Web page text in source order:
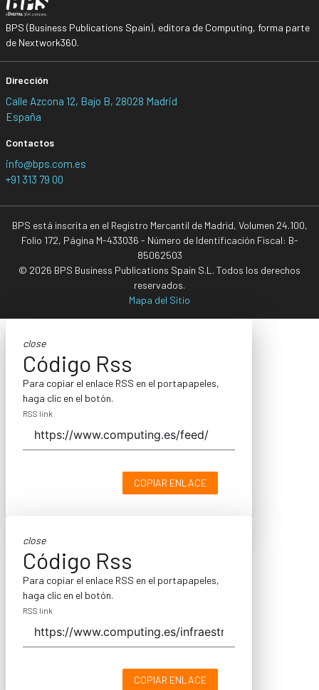
BPS (Business Publications Spain), editora de Computing, forma parte
de Nextwork360.
Dirección
Calle Azcona 12, Bajo B, 28028 Madrid
España
Contactos
info@bps.com.es
+91 313 79 00
BPS está inscrita en el Registro Mercantil de Madrid, Volumen 24.100,
Folio 172, Página M-433036 - Número de Identificación Fiscal: B-
85062503
© 2026 BPS Business Publications Spain S.L. Todos los derechos
reservados.
Mapa del Sitio
close
Código Rss
Para copiar el enlace RSS en el portapapeles,
haga clic en el botón.
RSS link
COPIAR ENLACE
close
Código Rss
Para copiar el enlace RSS en el portapapeles,
haga clic en el botón.
RSS link
COPIAR ENLACE